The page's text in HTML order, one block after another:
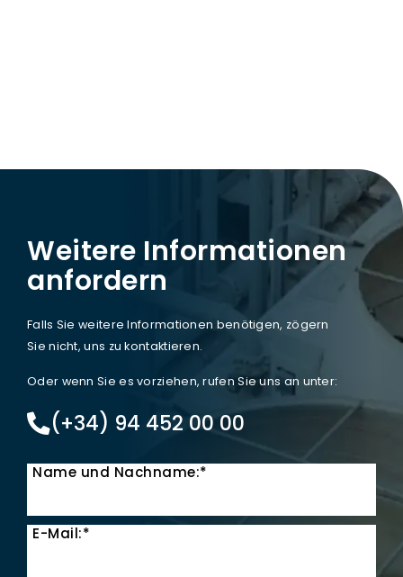
Weitere Informationen
anfordern
Falls Sie weitere Informationen benötigen, zögern
Sie nicht, uns zu kontaktieren.
Oder wenn Sie es vorziehen, rufen Sie uns an unter:
(+34) 94 452 00 00
Name und Nachname:*
E-Mail:*